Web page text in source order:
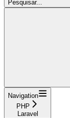
Pesquisar...
Navigation
PHP
Laravel